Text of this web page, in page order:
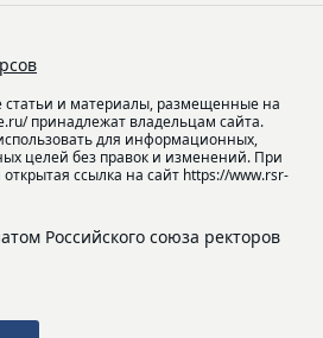
статьи и материалы, размещенные на
принадлежат владельцам сайта.
для информационных,
целей без правок и изменений. При
ссылка на сайт https://www.rsr-
Российского союза ректоров